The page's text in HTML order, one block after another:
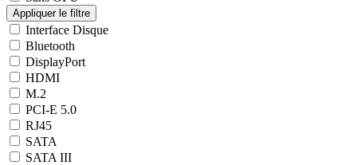
Interface Disque
Bluetooth
DisplayPort
HDMI
M.2
PCI-E 5.0
RJ45
SATA
SATA III